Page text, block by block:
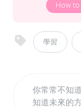
How
學習
你常常不知
知道未來的